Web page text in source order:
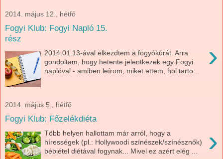
2014. május 12., hétfő
Fogyi Klub: Fogyi Napló 15.
rész
›
2014.01.13-ával elkezdtem a fogyókúrát. Arra
gondoltam, hogy hetente jelentkezek egy Fogyi
naplóval - amiben leírom, miket ettem, hol tarto...
2014. május 5., hétfő
Fogyi Klub: Főzelékdiéta
›
Több helyen hallottam már arról, hogy a
hírességek (pl.: Hollywoodi színészek/színésznők)
bébiétel diétával fogynak... Mivel ez azért elég ...